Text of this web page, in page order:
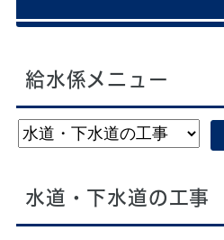
給水係メニュー
水道・下水道の工事